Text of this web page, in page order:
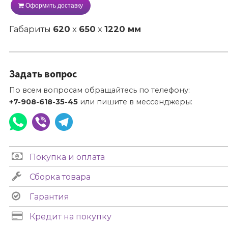
Оформить доставку
Габариты 620 x 650 x 1220 мм
Задать вопрос
По всем вопросам обращайтесь по телефону:
+7-908-618-35-45 или пишите в мессенджеры:
Покупка и оплата
Сборка товара
Гарантия
Кредит на покупку